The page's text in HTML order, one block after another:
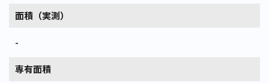
面積（実測）
-
専有面積